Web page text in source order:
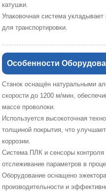
катушки.
Упаковочная система
для транспортировки.
Особенности
Станок оснащён натуральными
скорости до 1200 м/мин,
массе проволоки.
Используется высокоточная
толщиной покрытия, что
коррозии.
Система ПЛК и сенсоры контроля
отслеживание параметров в
Оборудование оснащено
производительности и